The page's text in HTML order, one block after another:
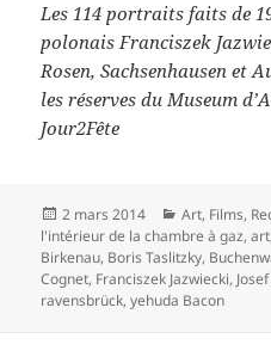
Les 114 portraits faits de
polonais Franciszek
Rosen, Sachsenhausen et
les réserves du Museum
Jour2Fête
Publié
le
2 mars 2014 Catégories
Art, Films,
l'intérieur de la chambre à gaz,art
Birkenau, Boris Taslitzky,
Cognet, Franciszek Jazwiecki,
ravensbrück,yehuda Bacon